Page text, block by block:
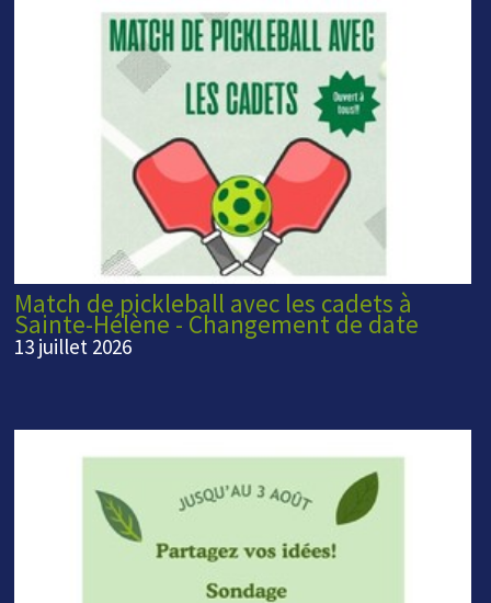
Match de pickleball avec les cadets à
Sainte-Hélène - Changement de date
13 juillet 2026